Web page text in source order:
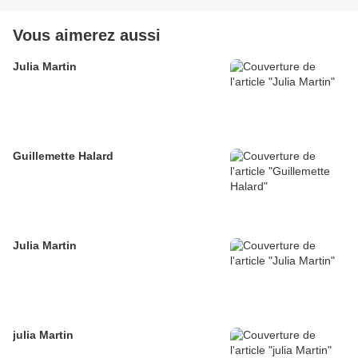
Vous aimerez aussi
Julia Martin
Guillemette Halard
Julia Martin
julia Martin